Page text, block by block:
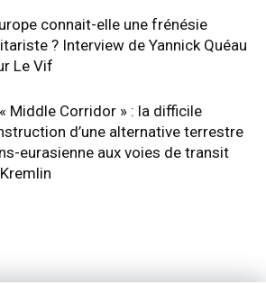
connait-elle une frénésie
? Interview de Yannick Quéau
Le Vif
Middle Corridor » : la difficile
d’une alternative terrestre
eurasienne aux voies de transit